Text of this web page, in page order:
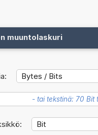
muuntolaskuri